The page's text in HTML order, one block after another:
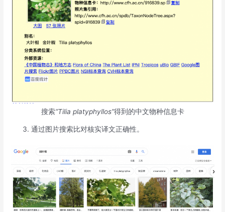
搜索“Tilia platyphyllos”得到的中文物种信息卡
通过图片搜索比对核实译文正确性。